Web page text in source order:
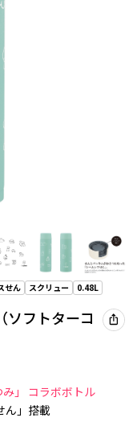
せん スクリュー 0.48L
ソフトターコ
」 コラボボトル
ん」搭載